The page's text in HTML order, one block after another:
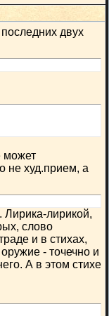
двух
может
не худ.прием, а
Лирика-лирикой,
слово
и в стихах,
- точечно и
А в этом стихе